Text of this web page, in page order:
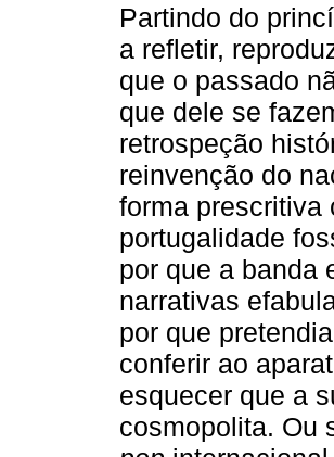
Partindo do
a refletir,
que o passado
que dele se
retrospeção
reinvenção do
forma prescritiva
portugalidade
por que a banda
narrativas
por que
conferir ao
esquecer que a
cosmopolita. Ou